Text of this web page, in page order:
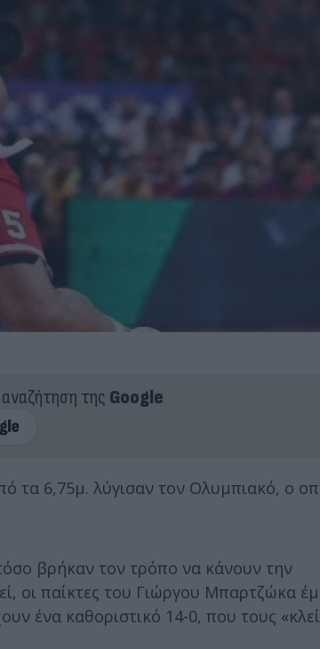
της Google
τα 6,75μ. λύγισαν τον Ολυμπιακό, ο
βρήκαν τον τρόπο να κάνουν την
οι παίκτες του Γιώργου Μπαρτζώκα
ένα καθοριστικό 14-0, που τους